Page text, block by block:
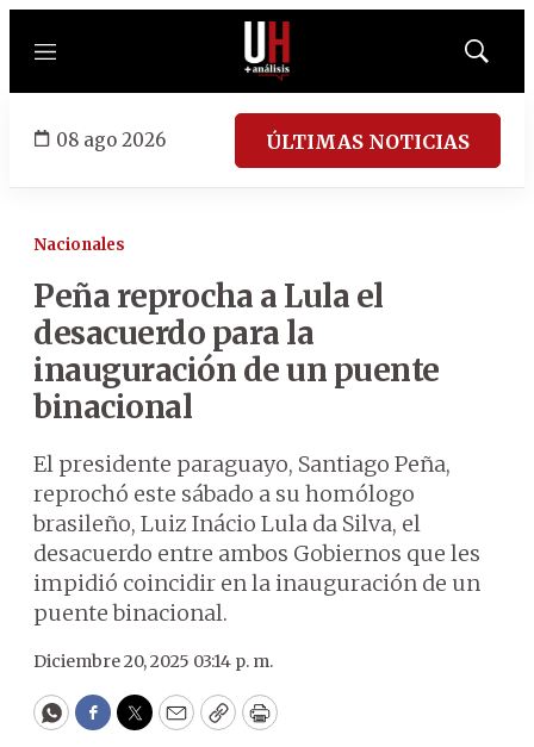
Menú
Mostrar
08 ago 2026 ÚLTIMAS NOTICIAS
Nacionales
Peña reprocha a Lula el
desacuerdo para la
inauguración de un puente
binacional
El presidente paraguayo, Santiago Peña,
reprochó este sábado a su homólogo
brasileño, Luiz Inácio Lula da Silva, el
desacuerdo entre ambos Gobiernos que les
impidió coincidir en la inauguración de un
puente binacional.
Diciembre 20, 2025 03:14 p. m.
WhatsApp
Facebook
Twitter
EmailCopyPrint